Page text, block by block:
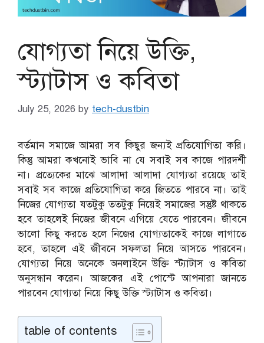
যোগ্যতা নিয়ে উক্তি,
স্ট্যাটাস ও কবিতা
July 25, 2026 by tech-dustbin
বর্তমান সমাজে আমরা সব কিছুর জন্যই প্রতিযোগিতা করি।
কিন্তু আমরা কখনোই ভাবি না যে সবাই সব কাজে পারদর্শী
না। প্রত্যেকের মাঝে আলাদা আলাদা যোগ্যতা রয়েছে তাই
সবাই সব কাজে প্রতিযোগিতা করে জিততে পারবে না। তাই
নিজের যোগ্যতা যতটুকু ততটুকু নিয়েই সমাজের সন্তুষ্ট থাকতে
হবে তাহলেই নিজের জীবনে এগিয়ে যেতে পারবেন। জীবনে
ভালো কিছু করতে হলে নিজের যোগ্যতাকেই কাজে লাগাতে
হবে, তাহলে এই জীবনে সফলতা নিয়ে আসতে পারবেন।
যোগ্যতা নিয়ে অনেকে অনলাইনে উক্তি স্ট্যাটাস ও কবিতা
অনুসন্ধান করেন। আজকের এই পোস্টে আপনারা জানতে
পারবেন যোগ্যতা নিয়ে কিছু উক্তি স্ট্যাটাস ও কবিতা।
table of contents